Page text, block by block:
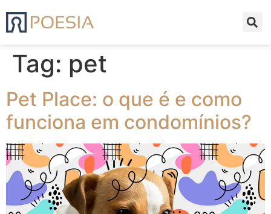
Tag: pet
Pet Place: o que é e como
funciona em condomínios?